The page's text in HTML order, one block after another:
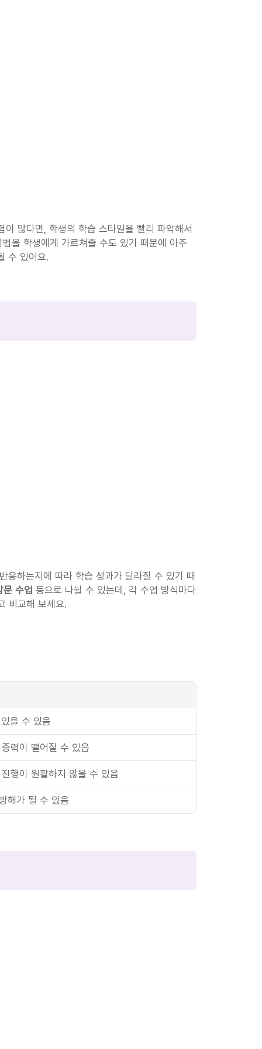
이 많다면, 학생의 학습 스타일을 빨리 파악해서
을 학생에게 가르쳐줄 수도 있기 때문에 아주
수 있어요.
응하는지에 따라 학습 성과가 달라질 수 있기 때
문 수업 등으로 나뉠 수 있는데, 각 수업 방식마다
비교해 보세요.
을 수 있음
력이 떨어질 수 있음
행이 원활하지 않을 수 있음
해가 될 수 있음